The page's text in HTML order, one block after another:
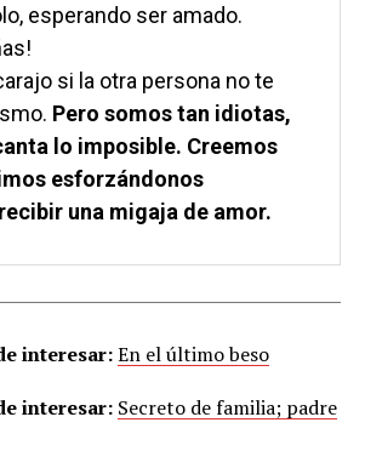
esperando ser amado.
si la otra persona no te
Pero somos tan idiotas,
lo imposible. Creemos
esforzándonos
una migaja de amor.
interesar:En el último beso
interesar: Secreto de familia; padre